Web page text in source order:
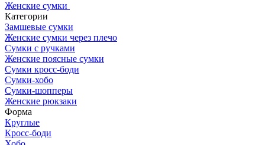
Женские сумки
Категории
Замшевые сумки
Женские сумки через плечо
Сумки с ручками
Женские поясные сумки
Сумки кросс-боди
Сумки-хобо
Сумки-шопперы
Женские рюкзаки
Форма
Круглые
Кросс-боди